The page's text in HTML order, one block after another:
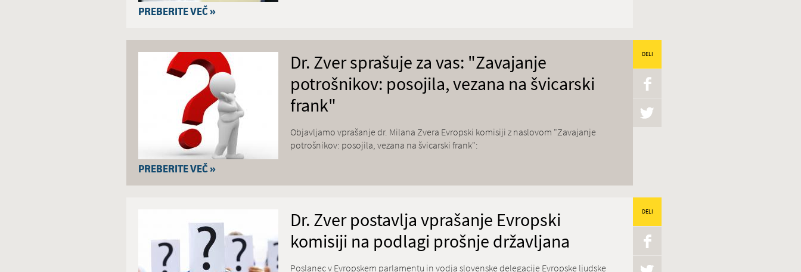
PREBERITE VEČ »
Dr. Zver sprašuje za vas: "Zavajanje
potrošnikov: posojila, vezana na švicarski
frank"
Objavljamo vprašanje dr. Milana Zvera Evropski komisiji z naslovom "Zavajanje
potrošnikov: posojila, vezana na švicarski frank":
PREBERITE VEČ »
DELI
Dr. Zver postavlja vprašanje Evropski
komisiji na podlagi prošnje državljana
Poslanec v Evropskem parlamentu in vodja slovenske delegacije Evropske ljudske
DELI